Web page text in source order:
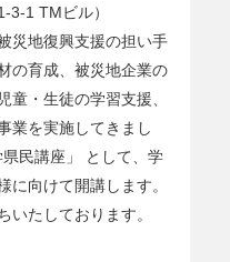
1 TMビル）
災地復興支援の担い手
の育成、被災地企業の
童・生徒の学習支援、
業を実施してきまし
民講座」 として、学
に向けて開講します。
いたしております。